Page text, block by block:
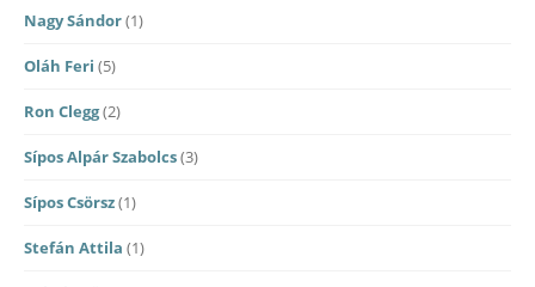
Nagy Sándor(1)
Oláh Feri (5)
Ron Clegg(2)
Sípos Alpár Szabolcs(3)
Sípos Csörsz(1)
Stefán Attila (1)